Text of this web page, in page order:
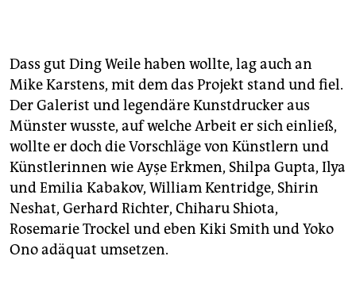
Dass gut Ding Weile haben wollte, lag auch an
Mike Karstens, mit dem das Projekt stand und fiel.
Der Galerist und legendäre Kunstdrucker aus
Münster wusste, auf welche Arbeit er sich einließ,
wollte er doch die Vorschläge von Künstlern und
Künstlerinnen wie Ayşe Erkmen, Shilpa Gupta, Ilya
und Emilia Kabakov, William Kentridge, Shirin
Neshat, Gerhard Richter, Chiharu Shiota,
Rosemarie Trockel und eben Kiki Smith und Yoko
Ono adäquat umsetzen.